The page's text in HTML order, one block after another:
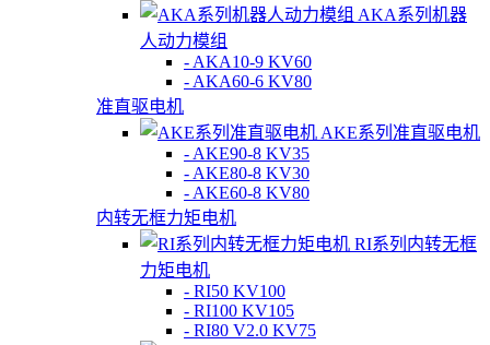
AKA系列机器
人动力模组
- AKA10-9 KV60
- AKA60-6 KV80
准直驱电机
AKE系列准直驱电机
- AKE90-8 KV35
- AKE80-8 KV30
- AKE60-8 KV80
内转无框力矩电机
RI系列内转无框
力矩电机
- RI50 KV100
- RI100 KV105
- RI80 V2.0 KV75